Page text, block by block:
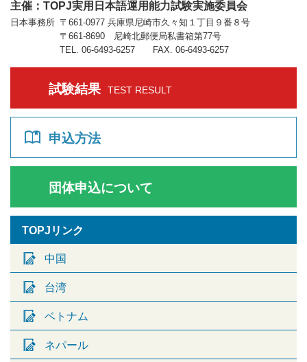
主催：TOPJ実用日本語運用能力試験実施委員会
日本事務所 〒661-0977 兵庫県尼崎市久々知１丁目９番８号
〒661-8690 尼崎北郵便局私書箱第77号
TEL. 06-6493-6257 FAX. 06-6493-6257
試験結果 TEST RESULT
申込方法
団体申込について
TOPJリンク
中国
台湾
ベトナム
ネパール